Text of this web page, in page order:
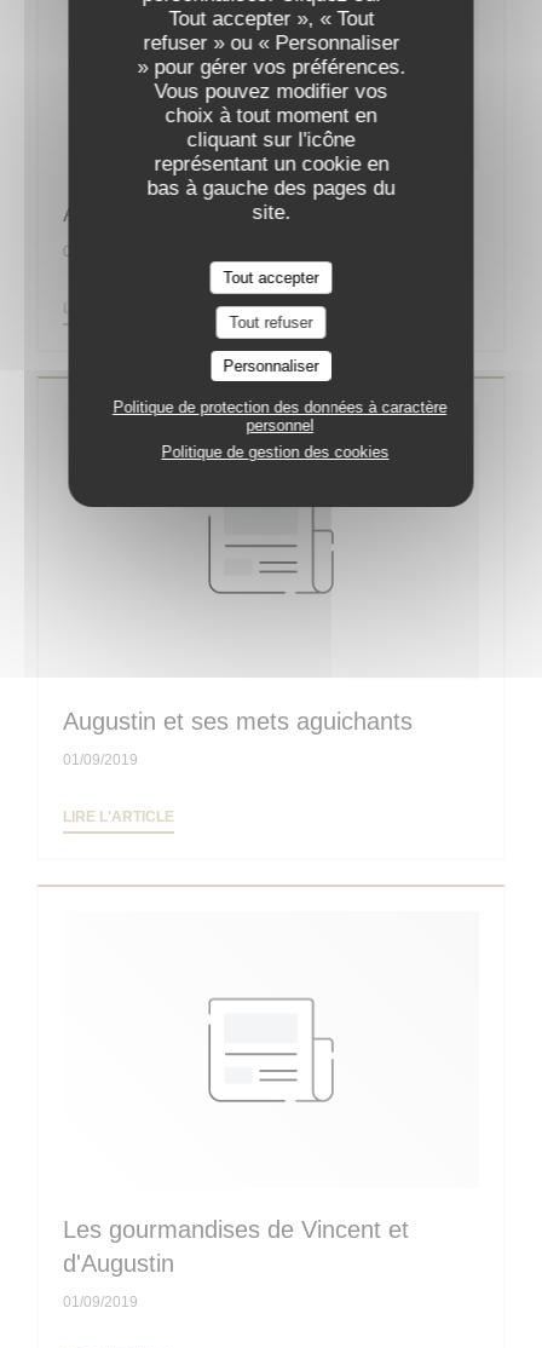
Tout accepter », « Tout
refuser » ou « Personnaliser
» pour gérer vos préférences.
Vous pouvez modifier vos
choix à tout moment en
cliquant sur l'icône
représentant un cookie en
bas à gauche des pages du
site.
Tout accepter
Tout refuser
Personnaliser
Politique de protection des données à caractère
personnel
Politique de gestion des cookies
Augustin, la nouvelle bonne adresse
01/09/2019
LIRE L'ARTICLE ((OUVRE UNE NOUVELLE FENÊTRE))
Augustin et ses mets aguichants
01/09/2019
LIRE L'ARTICLE
Les gourmandises de Vincent et
d'Augustin
01/09/2019